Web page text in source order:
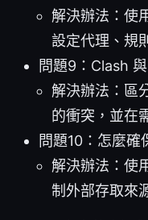
解決辦法：使
設定代理、規
問題9：Clash
解決辦法：區
的衝突，並在
問題10：怎麼確
解決辦法：使
制外部存取來